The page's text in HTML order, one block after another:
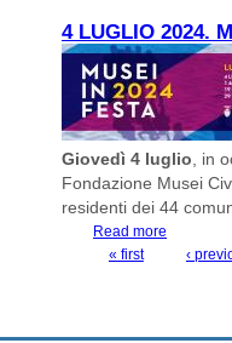
4 LUGLIO 2024.
Giovedì 4 luglio , in
Fondazione Musei
residenti dei 44
Read more
« first ‹